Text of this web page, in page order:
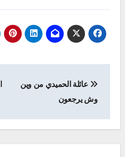
المقالات
عائلة الحميدي من وين
وش يرجعون